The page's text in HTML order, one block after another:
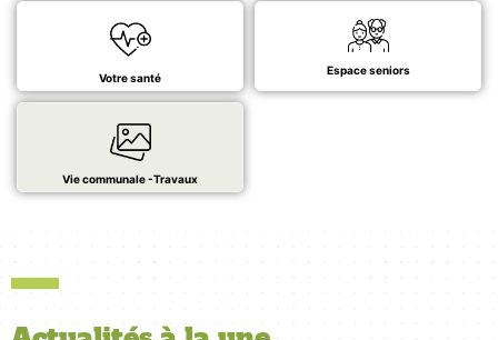
Votre santé
Espace seniors
Vie communale -Travaux